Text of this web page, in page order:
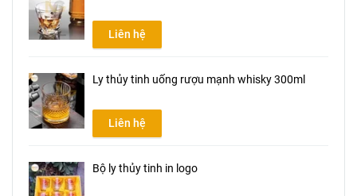
Liên hệ
Ly thủy tinh uống rượu mạnh whisky 300ml
Liên hệ
Bộ ly thủy tinh in logo